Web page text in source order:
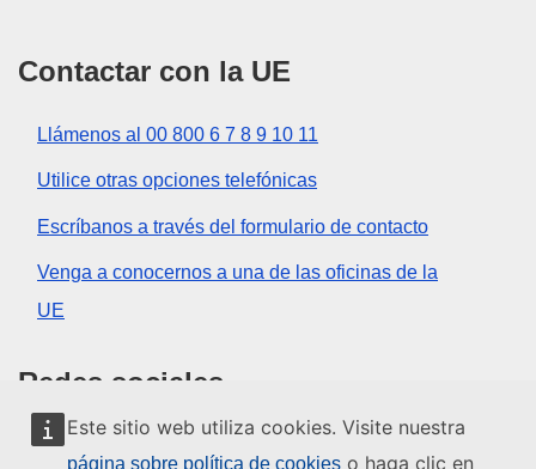
Este sitio web utiliza cookies. Visite nuestra
página sobre política de cookies o haga clic en
Contactar con la UE
Llámenos al 00 800 6 7 8 9 10 11
Utilice otras opciones telefónicas
Escríbanos a través del formulario de contacto
Venga a conocernos a una de las oficinas de la
UE
Redes sociales
Buscar los canales de la UE en las redes sociales